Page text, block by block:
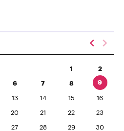
1 2
6 7 8 9
13 14 15 16
20 21 22 23
27 28 29 30